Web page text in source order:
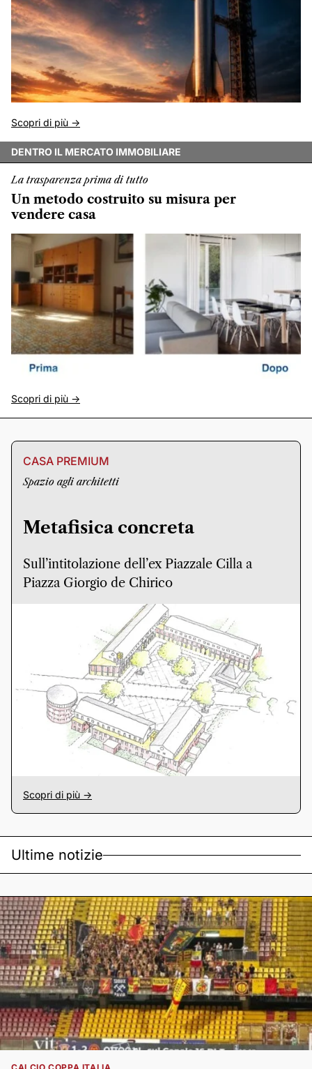
Scopri di più ->
DENTRO IL MERCATO IMMOBILIARE
La trasparenza prima di tutto
Un metodo costruito su misura per
vendere casa
Scopri di più ->
CASA PREMIUM
Spazio agli architetti
Metafisica concreta
Sull’intitolazione dell’ex Piazzale Cilla a
Piazza Giorgio de Chirico
Scopri di più ->
Ultime notizie